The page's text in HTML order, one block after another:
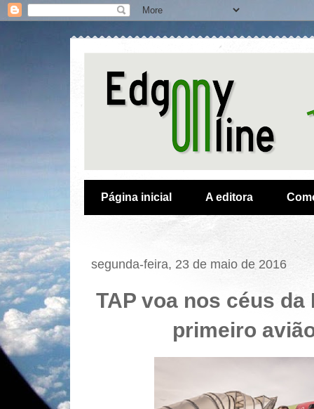
Página inicial A editora
segunda-feira, 23 de maio de 2016
TAP voa nos céus
primeiro